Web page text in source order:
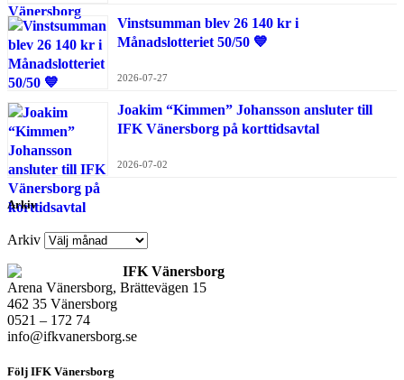
Vinstsumman blev 26 140 kr i
Månadslotteriet 50/50 💙
2026-07-27
Joakim “Kimmen” Johansson ansluter till
IFK Vänersborg på korttidsavtal
2026-07-02
Arkiv
Arkiv
IFK Vänersborg
Arena Vänersborg, Brättevägen 15
462 35 Vänersborg
0521 – 172 74
info@ifkvanersborg.se
Följ IFK Vänersborg